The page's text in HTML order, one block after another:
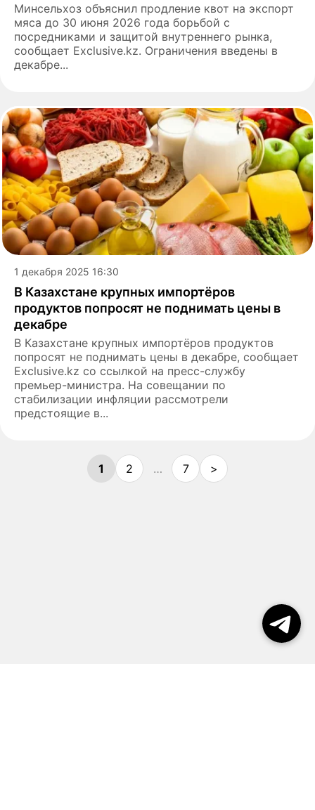
Минсельхоз объяснил продление квот на экспорт
мяса до 30 июня 2026 года борьбой с
посредниками и защитой внутреннего рынка,
сообщает Exclusive.kz. Ограничения введены в
декабре...
1 декабря 2025 16:30
В Казахстане крупных импортёров
продуктов попросят не поднимать цены в
декабре
В Казахстане крупных импортёров продуктов
попросят не поднимать цены в декабре, сообщает
Exclusive.kz со ссылкой на пресс-службу
премьер-министра. На совещании по
стабилизации инфляции рассмотрели
предстоящие в...
1 2 … 7 >